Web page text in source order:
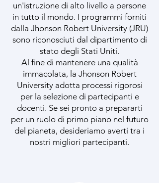
un'istruzione di alto livello a persone
in tutto il mondo. I programmi forniti
dalla Jhonson Robert University (JRU)
sono riconosciuti dal dipartimento di
stato degli Stati Uniti.
Al fine di mantenere una qualità
immacolata, la Jhonson Robert
University adotta processi rigorosi
per la selezione di partecipanti e
docenti. Se sei pronto a prepararti
per un ruolo di primo piano nel futuro
del pianeta, desideriamo averti tra i
nostri migliori partecipanti.